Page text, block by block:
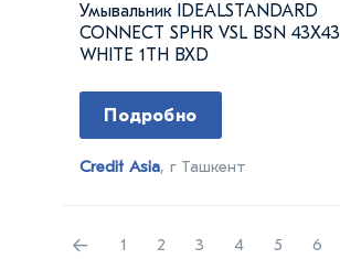
Умывальник IDEALSTANDARD
CONNECT SPHR VSL BSN 43X43
WHITE 1TH BXD
Подробно
Credit Asia, г Ташкент
← 1 2 3 4 5 6